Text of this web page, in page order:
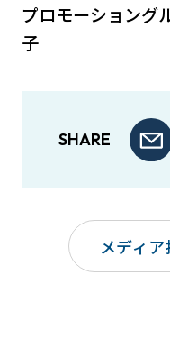
プロモーショング
子
SHARE
メディ